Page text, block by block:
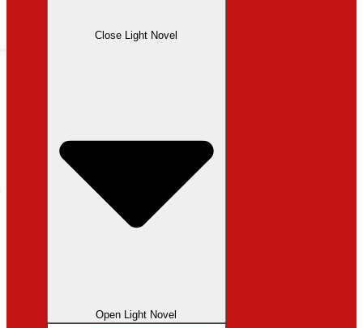
Close Light Novel
Open Light Novel